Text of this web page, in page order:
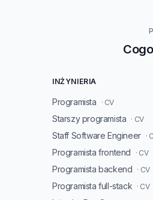
INŻYNIERIA
Programista · CV
Starszy programista · CV
Staff Software Engineer ·
Programista frontend · CV
Programista backend · CV
Programista full-stack · CV